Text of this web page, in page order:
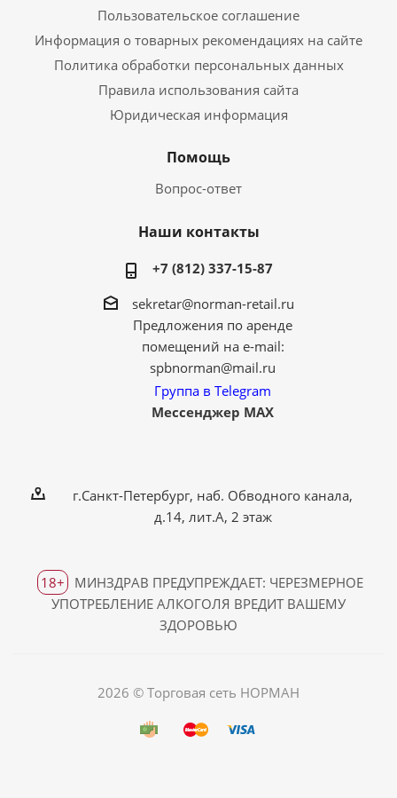
Пользовательское соглашение
Информация о товарных рекомендациях на сайте
Политика обработки персональных данных
Правила использования сайта
Юридическая информация
Помощь
Вопрос-ответ
Наши контакты
+7 (812) 337-15-87
sekretar@norman-retail.ru
Предложения по аренде
помещений на e-mail:
spbnorman@mail.ru
Группа в Telegram
Мессенджер MAX
г.Санкт-Петербург, наб. Обводного канала,
д.14, лит.А, 2 этаж
18+
МИНЗДРАВ ПРЕДУПРЕЖДАЕТ: ЧЕРЕЗМЕРНОЕ
УПОТРЕБЛЕНИЕ АЛКОГОЛЯ ВРЕДИТ ВАШЕМУ
ЗДОРОВЬЮ
2026 © Торговая сеть НОРМАН